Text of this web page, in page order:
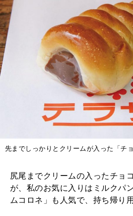
先までしっかりとクリームが入った「チ
尻尾までクリームの入ったチョ
が、私のお気に入りはミルクパ
ムコロネ」も人気で、持ち帰り